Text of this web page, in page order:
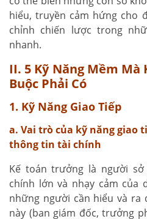
hiểu, truyền cảm hứng cho
chỉnh chiến lược trong
nhanh.
II. 5 Kỹ Năng Mềm Mà
Buộc Phải Có
1. Kỹ Năng Giao Tiếp
a. Vai trò của kỹ năng giao
thông tin tài chính
Kế toán trưởng là người
chính lớn và nhạy cảm của
những người cần hiểu và
này (ban giám đốc, trưởng